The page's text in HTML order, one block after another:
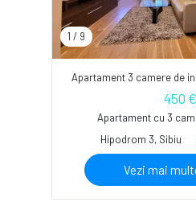
1 / 9
Apartament 3 camere de
450 €
Apartament cu 3
Hipodrom 3, Sibiu
Vezi mai